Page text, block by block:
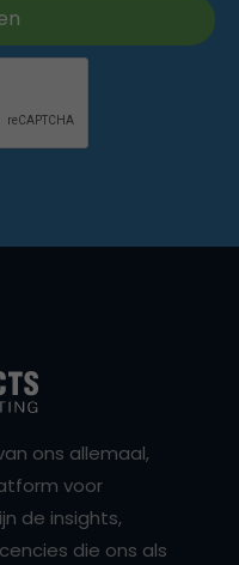
ons allemaal,
voor
de insights,
die ons als